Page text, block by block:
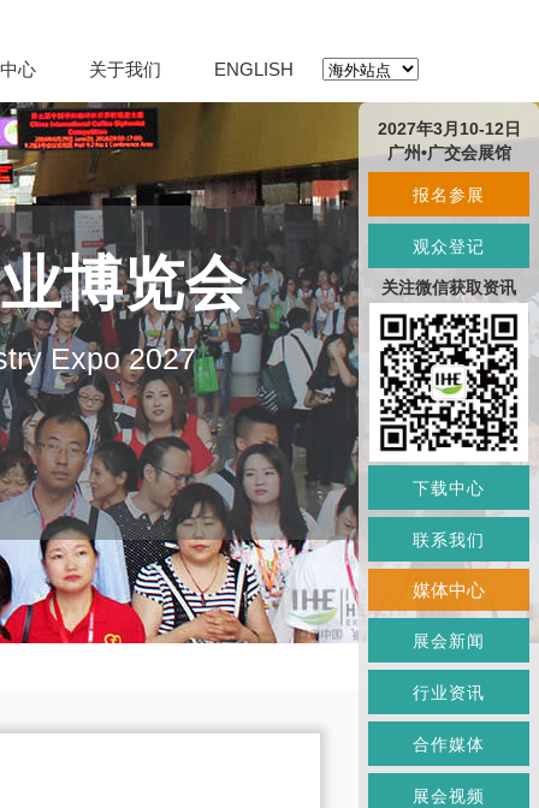
心 关于我们 ENGLISH
博览会
Expo 2027
2027年3月10-12日
广州•广交会展馆
报名参展
观众登记
关注微信获取资讯
下载中心
联系我们
媒体中心
展会新闻
行业资讯
合作媒体
展会视频